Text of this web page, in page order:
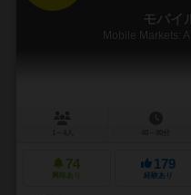
モバイ
Mobile Markets:
74
興味あり
179
経験あり